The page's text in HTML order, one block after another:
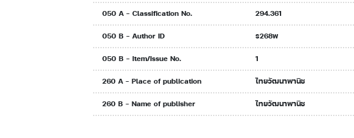
050 A - Classification No. 294.361
050 B - Author ID ร268พ
050 B - Item/Issue No. 1
260 A - Place of publication ไทยวัฒนาพานิช
260 B - Name of publisher ไทยวัฒนาพานิช